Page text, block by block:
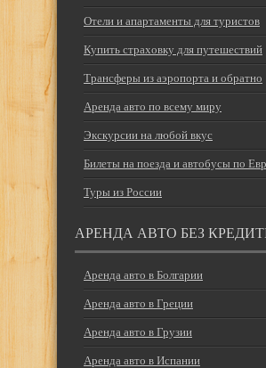
Отели и апартаменты для туристов
Купить страховку для путешествий
Трансферы из аэропорта и обратно
Аренда авто по всему миру
Экскурсии на любой вкус
Билеты на поезда и автобусы по
Туры из России
АРЕНДА АВТО БЕЗ
Аренда авто в Болгарии
Аренда авто в Греции
Аренда авто в Грузии
Аренда авто в Испании